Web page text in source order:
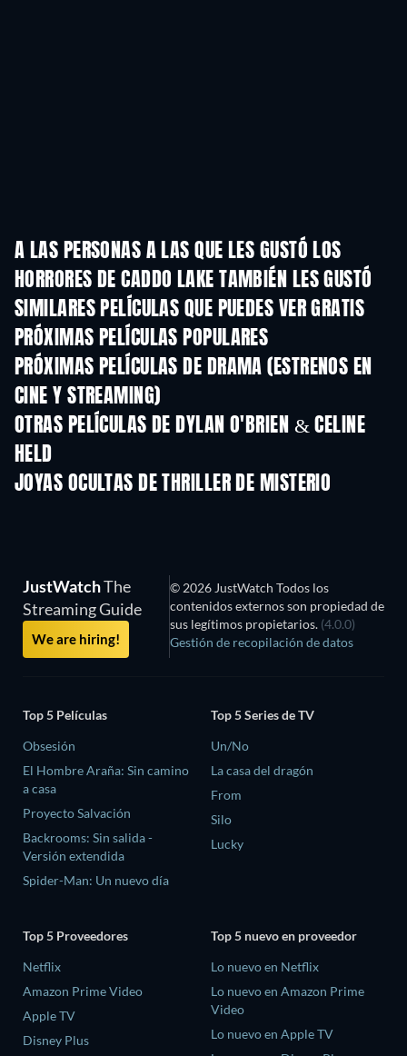
A LAS PERSONAS A LAS QUE LES GUSTÓ LOS
HORRORES DE CADDO LAKE TAMBIÉN LES GUSTÓ
SIMILARES PELÍCULAS QUE PUEDES VER GRATIS
PRÓXIMAS PELÍCULAS POPULARES
PRÓXIMAS PELÍCULAS DE DRAMA (ESTRENOS EN
CINE Y STREAMING)
OTRAS PELÍCULAS DE DYLAN O'BRIEN & CELINE
HELD
JOYAS OCULTAS DE THRILLER DE MISTERIO
JustWatchThe
Streaming Guide
We are hiring!
© 2026 JustWatch Todos los
contenidos externos son propiedad de
sus legítimos propietarios. (4.0.0)
Gestión de recopilación de datos
Top 5 Películas
Obsesión
El Hombre Araña: Sin camino
a casa
Proyecto Salvación
Backrooms: Sin salida -
Versión extendida
Spider-Man: Un nuevo día
Top 5 Series de TV
Un/No
La casa del dragón
From
Silo
Lucky
Top 5 Proveedores
Netflix
Amazon Prime Video
Apple TV
Disney Plus
Top 5 nuevo en proveedor
Lo nuevo en Netflix
Lo nuevo en Amazon Prime
Video
Lo nuevo en Apple TV